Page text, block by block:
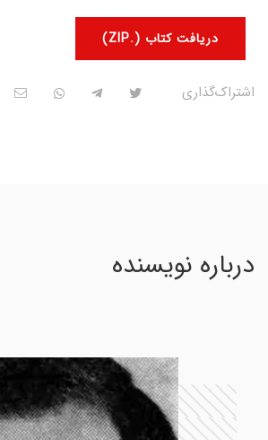
دریافت کتاب (.ZIP)
اشتراک‌گذاری
درباره نویسنده